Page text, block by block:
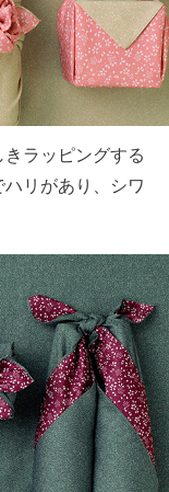
ラッピングする
リがあり、シワ